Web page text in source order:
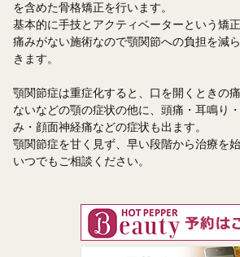
を含めた骨格矯正を行います。
基本的に手技とアクティベーターという矯
痛みがない施術なので顎関節への負担を減
きます。
顎関節症は重症化すると、口を開くときの
ないなどの顎の症状の他に、頭痛・耳鳴り
み・顔面神経痛などの症状も出ます。
顎関節症を甘く見ず、早い段階から治療を始
いつでもご相談ください。